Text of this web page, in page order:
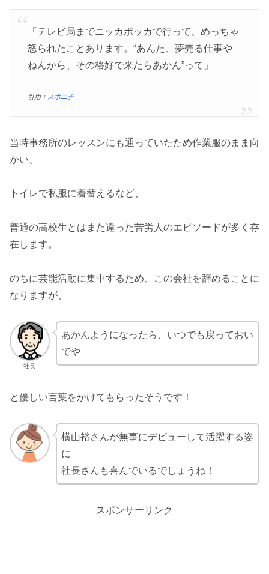
「テレビ局までニッカポッカで行って、めっちゃ
怒られたことあります。“あんた、夢売る仕事や
ねんから、その格好で来たらあかん”って」
引用： スポニチ
当時事務所のレッスンにも通っていたため作業服のまま向
かい、
トイレで私服に着替えるなど、
普通の高校生とはまた違った苦労人のエピソードが多く存
在します。
のちに芸能活動に集中するため、この会社を辞めることに
なりますが、
社長
あかんようになったら、いつでも戻っておい
でや
と優しい言葉をかけてもらったそうです！
横山裕さんが無事にデビューして活躍する姿
に
社長さんも喜んでいるでしょうね！
スポンサーリンク